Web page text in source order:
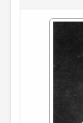
ЛИТСАЛОН